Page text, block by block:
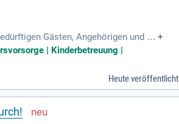
Gästen, Angehörigen und Be
und Krankenpfleger
+
| Kinderbetreuung |
Heute veröffentlicht